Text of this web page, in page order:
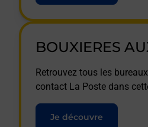
BOUXIERES
Retrouvez tous les
contact La Poste dans
Je découvre